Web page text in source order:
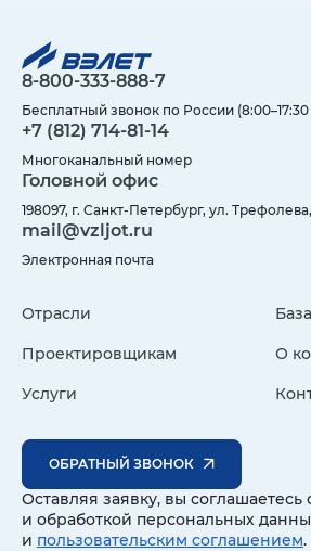
8-800-333-888-7
Бесплатный звонок по России (8:00–17:30
+7 (812) 714-81-14
Многоканальный номер
Головной офис
198097, г. Санкт-Петербург, ул.
mail@vzljot.ru
Электронная почта
Отрасли
Проектировщикам
Услуги
О
ОБРАТНЫЙ ЗВОНОК
Оставляя заявку, вы соглашаетесь
и обработкой персональных
и пользовательским соглашением.